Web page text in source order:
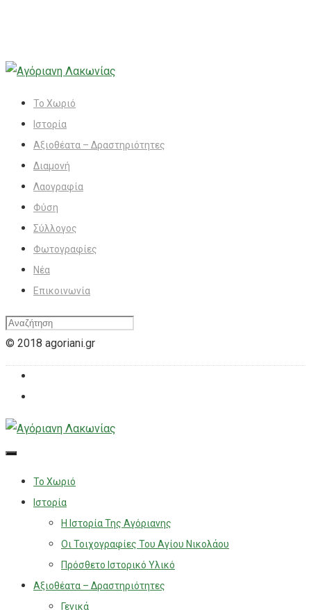
Το Χωριό
Ιστορία
Αξιοθέατα – Δραστηριότητες
Διαμονή
Λαογραφία
Φύση
Σύλλογος
Φωτογραφίες
Νέα
Επικοινωνία
© 2018 agoriani.gr
Το Χωριό
Ιστορία
Η Ιστορία Της Αγόριανης
Οι Τοιχογραφίες Του Αγίου Νικολάου
Πρόσθετο Ιστορικό Υλικό
Αξιοθέατα – Δραστηριότητες
Γενικά